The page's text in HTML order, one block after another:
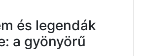
és legendák
a gyönyörű